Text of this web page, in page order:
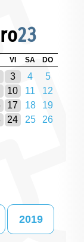
23
VI SA DO
3 4
5
10 11
12
17 18
19
24 25
26
2019